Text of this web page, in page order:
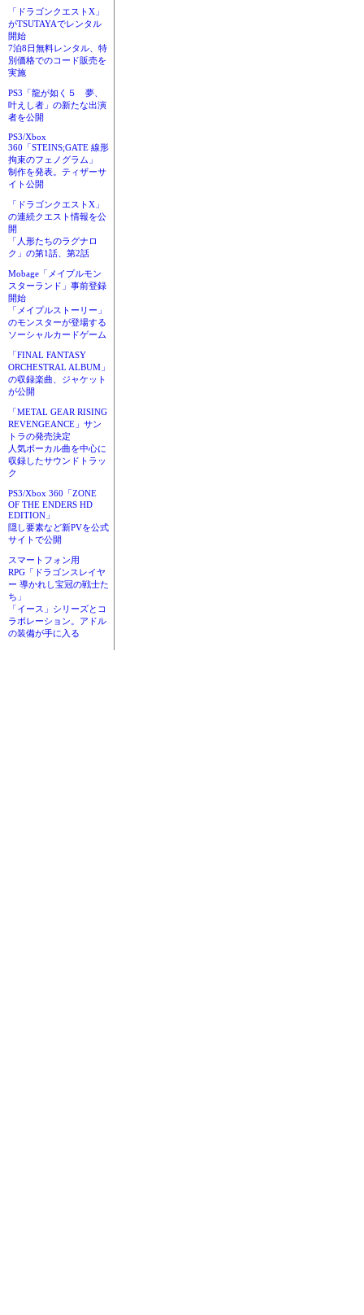
「ドラゴンクエストX」
がTSUTAYAでレンタル
開始
7泊8日無料レンタル、特
別価格でのコード販売を
実施
PS3「龍が如く５ 夢、
叶えし者」の新たな出演
者を公開
PS3/Xbox
360「STEINS;GATE 線形
拘束のフェノグラム」
制作を発表。ティザーサ
イト公開
「ドラゴンクエストX」
の連続クエスト情報を公
開
「人形たちのラグナロ
ク」の第1話、第2話
Mobage「メイプルモン
スターランド」事前登録
開始
「メイプルストーリー」
のモンスターが登場する
ソーシャルカードゲーム
「FINAL FANTASY
ORCHESTRAL ALBUM」
の収録楽曲、ジャケット
が公開
「METAL GEAR RISING
REVENGEANCE」サン
トラの発売決定
人気ボーカル曲を中心に
収録したサウンドトラッ
ク
PS3/Xbox 360「ZONE
OF THE ENDERS HD
EDITION」
隠し要素など新PVを公式
サイトで公開
スマートフォン用
RPG「ドラゴンスレイヤ
ー 導かれし宝冠の戦士た
ち」
「イース」シリーズとコ
ラボレーション。アドル
の装備が手に入る